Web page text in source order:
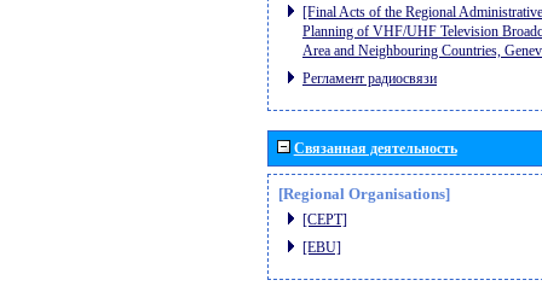
[Final Acts of the Regional
Planning of VHF/UHF Television
Area and Neighbouring Countries,
Регламент радиосвязи
Связанная деятельность
[Regional Organisations]
[CEPT]
[EBU]